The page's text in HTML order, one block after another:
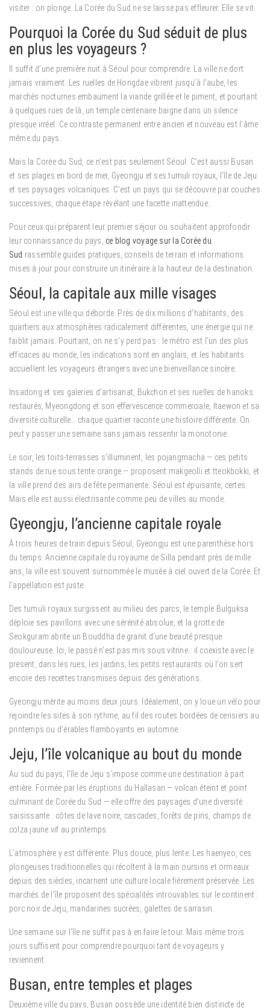
visiter : on plonge. La Corée du Sud ne se laisse pas effleurer. Elle se vit.
Pourquoi la Corée du Sud séduit de plus
en plus les voyageurs ?
Il suffit d’une première nuit à Séoul pour comprendre. La ville ne dort
jamais vraiment. Les ruelles de Hongdae vibrent jusqu’à l’aube, les
marchés nocturnes embaument la viande grillée et le piment, et pourtant
à quelques rues de là, un temple centenaire baigne dans un silence
presque irréel. Ce contraste permanent entre ancien et nouveau est l’âme
même du pays.
Mais la Corée du Sud, ce n’est pas seulement Séoul. C’est aussi Busan
et ses plages en bord de mer, Gyeongju et ses tumuli royaux, l’île de Jeju
et ses paysages volcaniques. C’est un pays qui se découvre par couches
successives, chaque étape révélant une facette inattendue.
Pour ceux qui préparent leur premier séjour ou souhaitent approfondir
leur connaissance du pays, ce blog voyage sur la Corée du
Sud rassemble guides pratiques, conseils de terrain et informations
mises à jour pour construire un itinéraire à la hauteur de la destination.
Séoul, la capitale aux mille visages
Séoul est une ville qui déborde. Près de dix millions d’habitants, des
quartiers aux atmosphères radicalement différentes, une énergie qui ne
faiblit jamais. Pourtant, on ne s’y perd pas : le métro est l’un des plus
efficaces au monde, les indications sont en anglais, et les habitants
accueillent les voyageurs étrangers avec une bienveillance sincère.
Insadong et ses galeries d’artisanat, Bukchon et ses ruelles de hanoks
restaurés, Myeongdong et son effervescence commerciale, Itaewon et sa
diversité culturelle… chaque quartier raconte une histoire différente. On
peut y passer une semaine sans jamais ressentir la monotonie.
Le soir, les toits-terrasses s’illuminent, les pojangmacha — ces petits
stands de rue sous tente orange — proposent makgeolli et tteokbokki, et
la ville prend des airs de fête permanente. Séoul est épuisante, certes.
Mais elle est aussi électrisante comme peu de villes au monde.
Gyeongju, l’ancienne capitale royale
À trois heures de train depuis Séoul, Gyeongju est une parenthèse hors
du temps. Ancienne capitale du royaume de Silla pendant près de mille
ans, la ville est souvent surnommée le musée à ciel ouvert de la Corée. Et
l’appellation est juste.
Des tumuli royaux surgissent au milieu des parcs, le temple Bulguksa
déploie ses pavillons avec une sérénité absolue, et la grotte de
Seokguram abrite un Bouddha de granit d’une beauté presque
douloureuse. Ici, le passé n’est pas mis sous vitrine : il coexiste avec le
présent, dans les rues, les jardins, les petits restaurants où l’on sert
encore des recettes transmises depuis des générations.
Gyeongju mérite au moins deux jours. Idéalement, on y loue un vélo pour
rejoindre les sites à son rythme, au fil des routes bordées de cerisiers au
printemps ou d’érables flamboyants en automne.
Jeju, l’île volcanique au bout du monde
Au sud du pays, l’île de Jeju s’impose comme une destination à part
entière. Formée par les éruptions du Hallasan — volcan éteint et point
culminant de Corée du Sud — elle offre des paysages d’une diversité
saisissante : côtes de lave noire, cascades, forêts de pins, champs de
colza jaune vif au printemps.
L’atmosphère y est différente. Plus douce, plus lente. Les haenyeo, ces
plongeuses traditionnelles qui récoltent à la main oursins et ormeaux
depuis des siècles, incarnent une culture locale fièrement préservée. Les
marchés de l’île proposent des spécialités introuvables sur le continent :
porc noir de Jeju, mandarines sucrées, galettes de sarrasin.
Une semaine sur l’île ne suffit pas à en faire le tour. Mais même trois
jours suffisent pour comprendre pourquoi tant de voyageurs y
reviennent.
Busan, entre temples et plages
Deuxième ville du pays, Busan possède une identité bien distincte de